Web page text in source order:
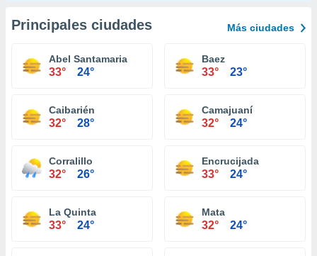
Principales ciudades Más ciudades
Abel Santamaria
33° 24°
Baez
33° 23°
Caibarién
32° 28°
Camajuaní
32° 24°
Corralillo
32° 26°
Encrucijada
33° 24°
La Quinta
33° 24°
Mata
32° 24°